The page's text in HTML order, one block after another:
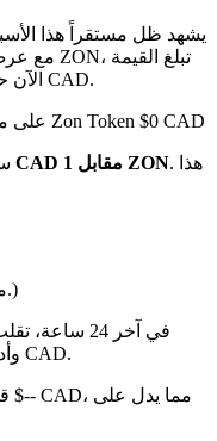
مشتقات الأسهم
يشهد ظل مستقراً هذا
السوقية الإجمالية لـ Zon Token الآن حوالي $0 CAD.
على مدار الـ 24 ساعة الماضية، بلغ حجم تداول Zon Token $0 CAD
هو $0 CAD مقابل 1 ZON. هذا
(ملاحظة: لا تشمل الرسوم و تكاليف الغاز.)
مستوى عند $0 CAD وأدنى مستوى عند $0 CAD.